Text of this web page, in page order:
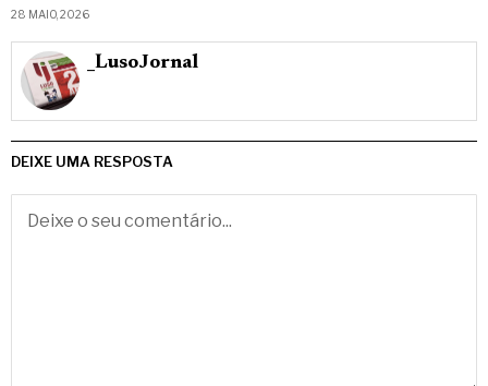
28 MAIO, 2026
_LusoJornal
DEIXE UMA RESPOSTA